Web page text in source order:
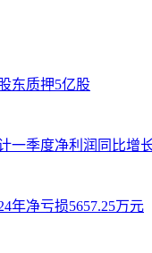
东质押5亿股
一季度净利润同比增
年净亏损5657.25万元